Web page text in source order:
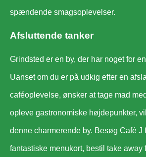
spændende smagsoplevelser.
Afsluttende tanker
Grindsted er en by, der har noget for
Uanset om du er på udkig efter en
caféoplevelse, ønsker at tage mad
opleve gastronomiske højdepunkter,
denne charmerende by. Besøg Café J
fantastiske menukort, bestil take away